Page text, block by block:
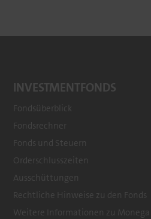
Footer
menu
INVESTMENTFONDS
Fondsüberblick
Fondsrechner
Fonds und Steuern
Orderschlusszeiten
Ausschüttungen
Rechtliche Hinweise zu den Fonds
Weitere Informationen zu